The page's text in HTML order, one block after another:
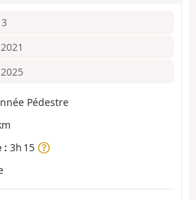
Pédestre
: 3h 15